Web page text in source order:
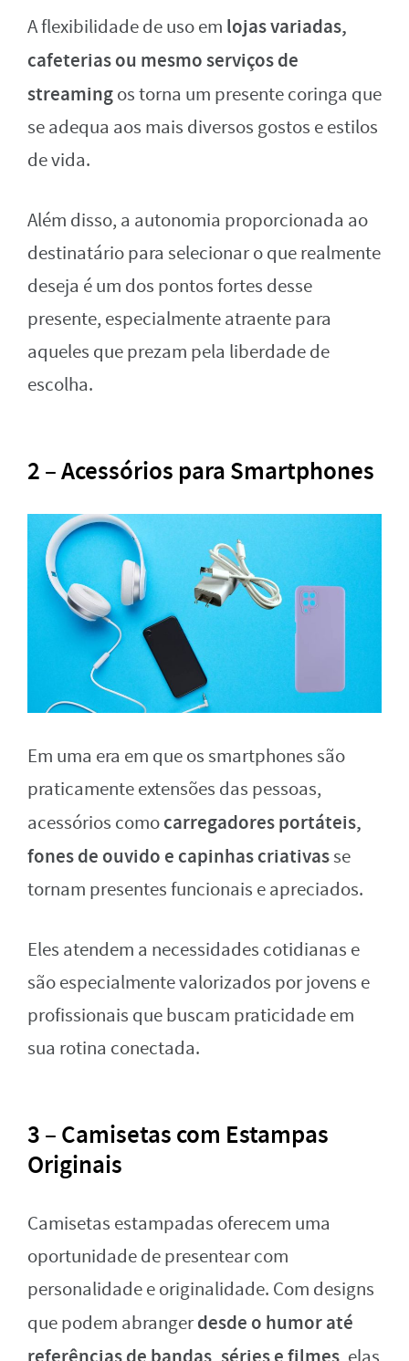
A flexibilidade de uso em lojas variadas,
cafeterias ou mesmo serviços de
streamingos torna um presente coringa que
se adequa aos mais diversos gostos e estilos
de vida.
Além disso, a autonomia proporcionada ao
destinatário para selecionar o que realmente
deseja é um dos pontos fortes desse
presente, especialmente atraente para
aqueles que prezam pela liberdade de
escolha.
2 – Acessórios para Smartphones
Em uma era em que os smartphones são
praticamente extensões das pessoas,
acessórios comocarregadores portáteis,
fones de ouvido e capinhas criativasse
tornam presentes funcionais e apreciados.
Eles atendem a necessidades cotidianas e
são especialmente valorizados por jovens e
profissionais que buscam praticidade em
sua rotina conectada.
3 – Camisetas com Estampas
Originais
Camisetas estampadas oferecem uma
oportunidade de presentear com
personalidade e originalidade. Com designs
que podem abrangerdesde o humor até